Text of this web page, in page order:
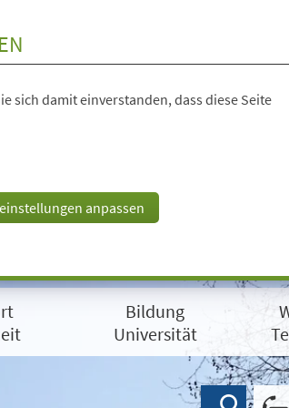
sich damit einverstanden, dass diese Seite
anpassen
Bildung
Universität